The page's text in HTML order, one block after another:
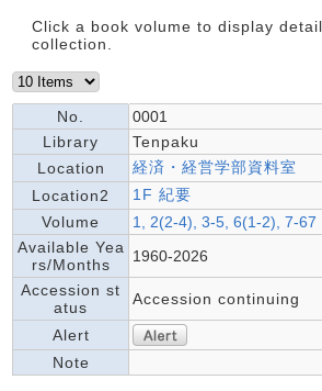
Click a book volume to display
collection.
No.
0001
Library
Tenpaku
Location
経済・経営学部資料室
Location2
1F 紀要
Volume
1, 2(2-4), 3-5, 6(1-2), 7-67
Available Yea
rs/Months
1960-2026
Accession st
atus
Accession continuing
Alert
Note